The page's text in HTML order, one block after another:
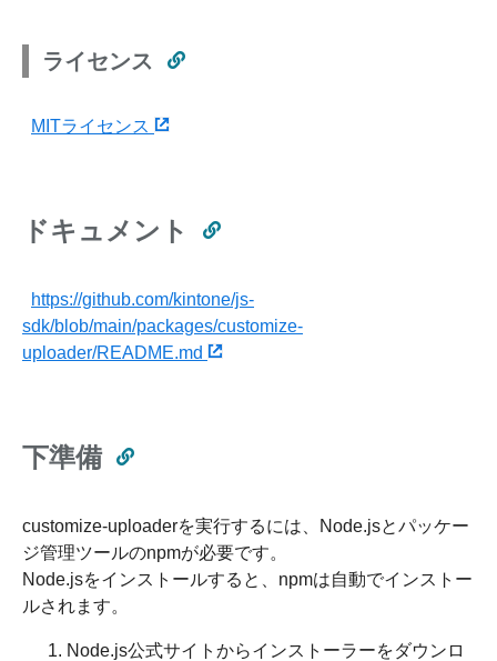
ライセンス
MITライセンス
ドキュメント
https://github.com/kintone/js-
sdk/blob/main/packages/customize-
uploader/README.md
下準備
customize-uploaderを実行するには、Node.jsとパッケー
ジ管理ツールのnpmが必要です。
Node.jsをインストールすると、npmは自動でインストー
ルされます。
Node.js公式サイトからインストーラーをダウンロ